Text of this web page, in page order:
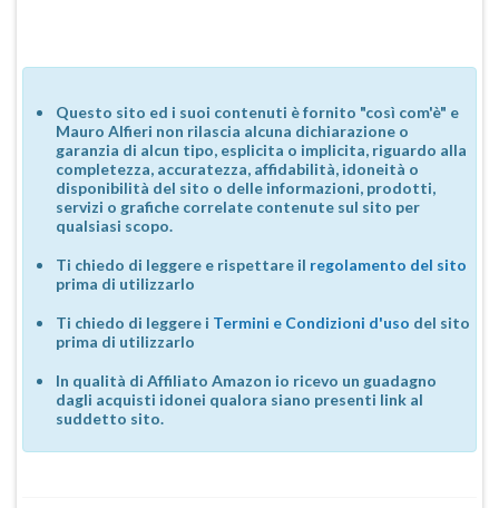
Questo sito ed i suoi contenuti è fornito "così com'è" e
Mauro Alfieri non rilascia alcuna dichiarazione o
garanzia di alcun tipo, esplicita o implicita, riguardo alla
completezza, accuratezza, affidabilità, idoneità o
disponibilità del sito o delle informazioni, prodotti,
servizi o grafiche correlate contenute sul sito per
qualsiasi scopo.
Ti chiedo di leggere e rispettare il regolamento del sito
prima di utilizzarlo
Ti chiedo di leggere i Termini e Condizioni d'uso del sito
prima di utilizzarlo
In qualità di Affiliato Amazon io ricevo un guadagno
dagli acquisti idonei qualora siano presenti link al
suddetto sito.